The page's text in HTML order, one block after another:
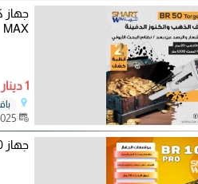
MAX
1 دينار
جهاز BR 100 للكشف عن الذهب والكنوز الدفينة